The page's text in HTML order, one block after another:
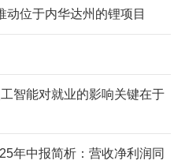
动位于内华达州的锂项目
智能对就业的影响关键在于
年中报简析：营收净利润同